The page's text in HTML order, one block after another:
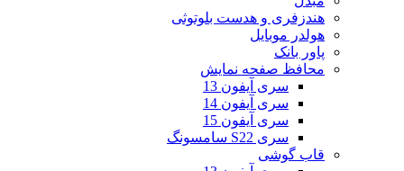
هندزفری و هدست بلوتوثی
هولدر موبایل
پاور بانک
محافظ صفحه نمایش
سری آیفون 13
سری آیفون 14
سری آیفون 15
سری S22 سامسونگ
قاب گوشی